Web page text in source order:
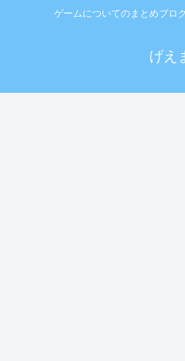
ゲームについてのまとめブロ
げえ